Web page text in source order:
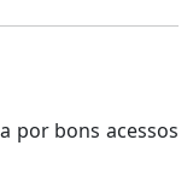
por bons acessos